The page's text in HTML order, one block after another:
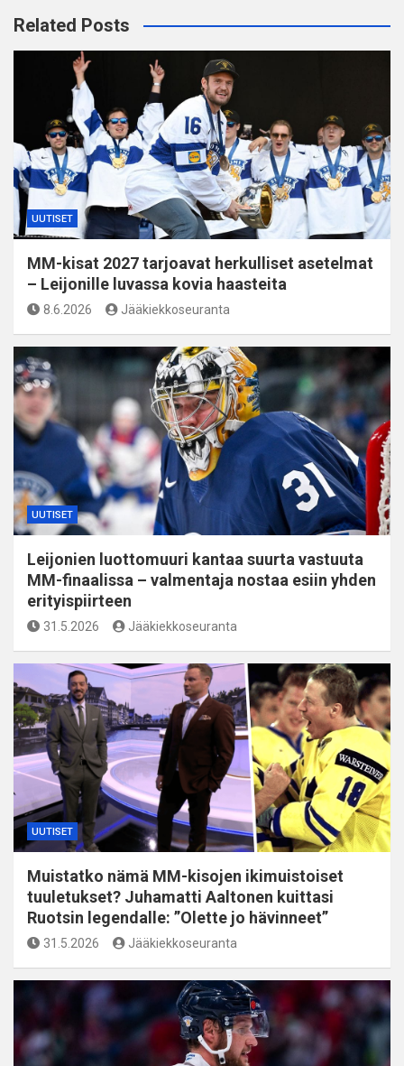
Related Posts
UUTISET
MM-kisat 2027 tarjoavat herkulliset asetelmat
– Leijonille luvassa kovia haasteita
8.6.2026 Jääkiekkoseuranta
UUTISET
Leijonien luottomuuri kantaa suurta vastuuta
MM-finaalissa – valmentaja nostaa esiin yhden
erityispiirteen
31.5.2026 Jääkiekkoseuranta
UUTISET
Muistatko nämä MM-kisojen ikimuistoiset
tuuletukset? Juhamatti Aaltonen kuittasi
Ruotsin legendalle: ”Olette jo hävinneet”
31.5.2026 Jääkiekkoseuranta